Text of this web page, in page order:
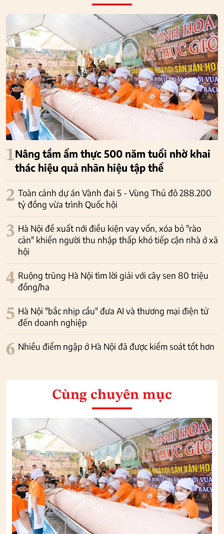
1Nâng tầm ẩm thực 500 năm tuổi nhờ khai
thác hiệu quả nhãn hiệu tập thể
2 Toàn cảnh dự án Vành đai 5 - Vùng Thủ đô 288.200
tỷ đồng vừa trình Quốc hội
3 Hà Nội đề xuất nới điều kiện vay vốn, xóa bỏ "rào
cản" khiến người thu nhập thấp khó tiếp cận nhà ở xã
hội
4 Ruộng trũng Hà Nội tìm lời giải với cây sen 80 triệu
đồng/ha
5 Hà Nội "bắc nhịp cầu" đưa AI và thương mại điện tử
đến doanh nghiệp
6 Nhiều điểm ngập ở Hà Nội đã được kiểm soát tốt hơn
Cùng chuyên mục